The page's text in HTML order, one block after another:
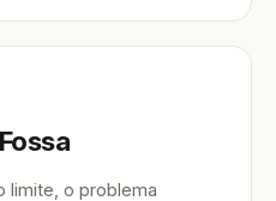
limite, o problema